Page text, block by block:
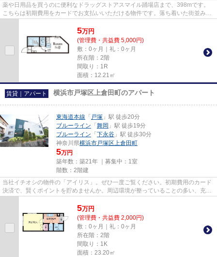
薬や日用品を買うのに便利なドラッグストアスマイル踊場店まで、398mです。
こちらは初期費用をカードでお支払いいただける物件です。落ち着いた街並みが
5万円
(管理費・共益費 5,000円)
敷：0ヶ月｜礼：0ヶ月
所在階：2階
間取り：1R
面積：12.21㎡
賃貸｜アパート 横浜市戸塚区上倉田町のアパート
東海道本線 「 戸塚 」駅 徒歩20分
ブルーライン 「 舞岡 」駅 徒歩19分
ブルーライン 「 下永谷 」駅 徒歩30分
神奈川県横浜市戸塚区上倉田町
5万円
築年数：築21年 ｜募集中： 1室
階数：2階建
当社イチオシの物件の「アイリス」。ぜひ一度ご覧ください。初期費用のカード
決済で、賢くポイントを貯めませんか。周辺環境が整っていることの多い、充実
5万円
(管理費・共益費 2,000円)
敷：0ヶ月｜礼：0ヶ月
所在階：2階
間取り：1K
面積：23.20㎡